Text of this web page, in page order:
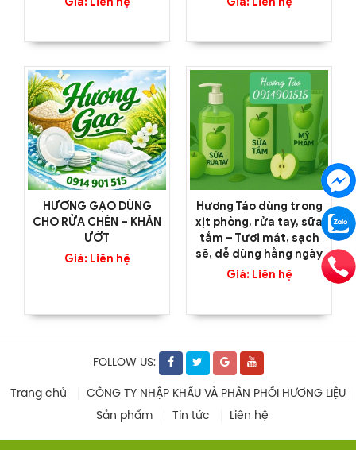
HƯƠNG GẠO DÙNG
CHO RỬA CHÉN – KHĂN
ƯỚT
Giá: Liên hệ
Hương Táo dùng trong
xịt phòng, rửa tay, sữa
tắm – Tươi mát, sạch
sẽ, dễ dùng hằng ngày
Giá: Liên hệ
FOLLOW US:
Trang chủ
CÔNG TY NHẬP KHẨU VÀ PHÂN PHỐI HƯƠNG LIỆU
Sản phẩm
Tin tức Liên hệ